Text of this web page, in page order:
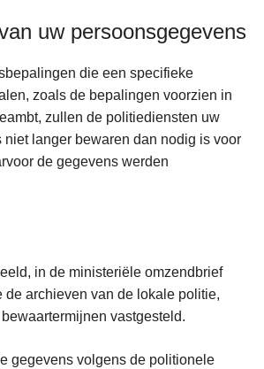
uw persoonsgegevens
die een specifieke
zoals de bepalingen voorzien in
zullen de politiediensten uw
niet langer bewaren dan nodig is voor
de gegevens werden
in de ministeriële omzendbrief
de archieven van de lokale politie,
vastgesteld.
gegevens volgens de politionele